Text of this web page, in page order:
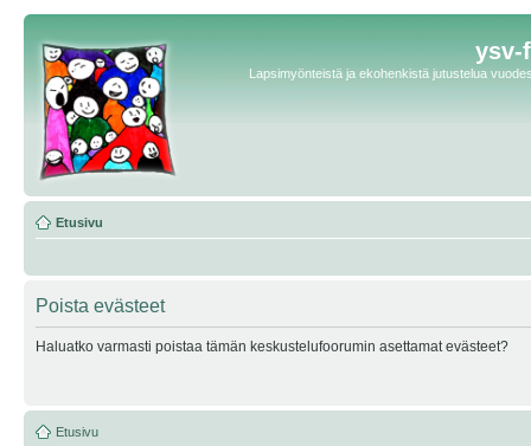
ysv-
Lapsimyönteistä ja ekohenkistä jutustelua
Etusivu
Poista evästeet
Haluatko varmasti poistaa tämän keskustelufoorumin asettamat evästeet?
Etusivu